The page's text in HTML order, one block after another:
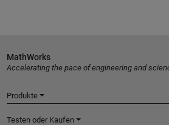
MathWorks
Accelerating the pace of engineering and
Produkte
Testen oder Kaufen